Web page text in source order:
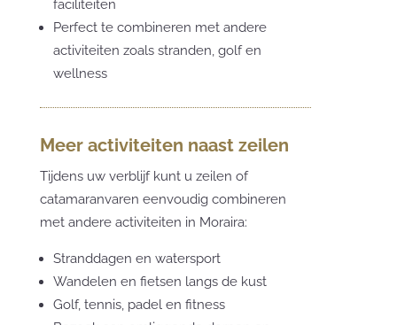
faciliteiten
Perfect te combineren met andere
activiteiten zoals stranden, golf en
wellness
Meer activiteiten naast zeilen
Tijdens uw verblijf kunt u zeilen of
catamaranvaren eenvoudig combineren
met andere activiteiten in Moraira:
Stranddagen en watersport
Wandelen en fietsen langs de kust
Golf, tennis, padel en fitness